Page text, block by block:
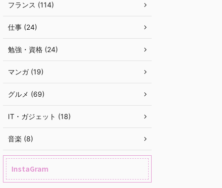
フランス (114)
仕事 (24)
勉強・資格 (24)
マンガ (19)
グルメ (69)
IT・ガジェット (18)
音楽 (8)
InstaGram